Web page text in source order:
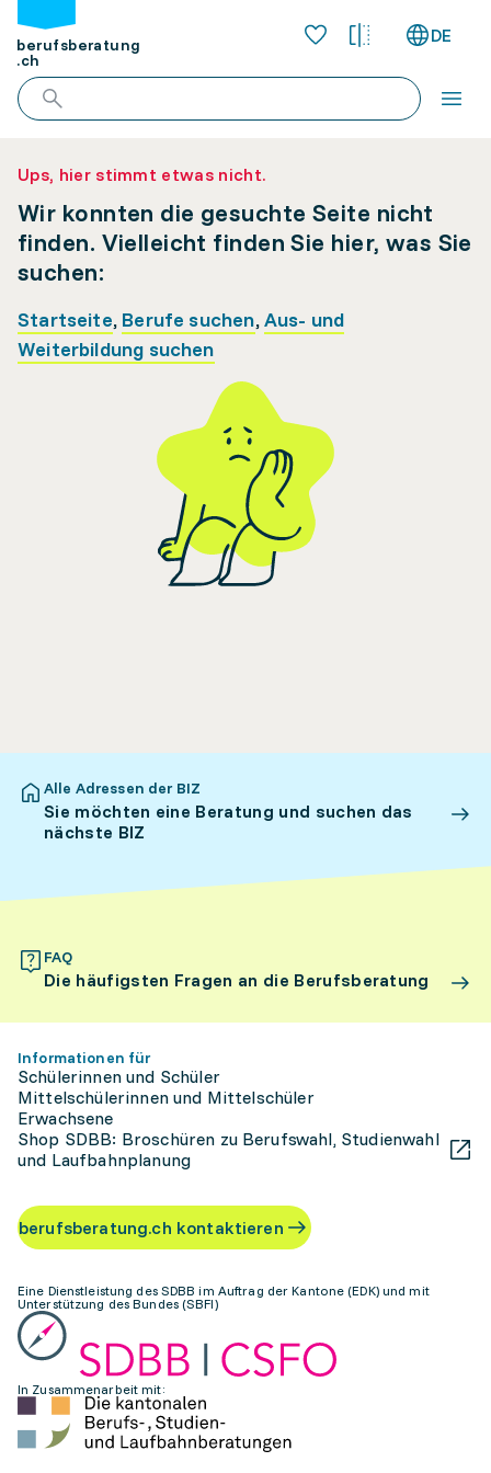
berufsberatung
.ch
DE
Ups, hier stimmt etwas nicht.
Wir konnten die gesuchte Seite nicht
finden. Vielleicht finden Sie hier, was Sie
suchen:
Startseite, Berufe suchen,Aus- und
Weiterbildung suchen
Alle Adressen der BIZ
Sie möchten eine Beratung und suchen das
nächste BIZ
FAQ
Die häufigsten Fragen an die Berufsberatung
Informationen für
Schülerinnen und Schüler
Mittelschülerinnen und Mittelschüler
Erwachsene
Shop SDBB: Broschüren zu Berufswahl, Studienwahl
und Laufbahnplanung
berufsberatung.ch kontaktieren
Eine Dienstleistung des SDBB im Auftrag der Kantone (EDK) und mit
Unterstützung des Bundes (SBFI)
In Zusammenarbeit mit: